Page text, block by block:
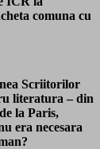
comuna cu
Scriitorilor
literatura – din
la Paris,
era necesara